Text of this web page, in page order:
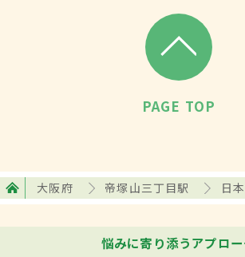
PAGE TOP
大阪府 帝塚山三丁目駅 日
悩みに寄り添うアプロ